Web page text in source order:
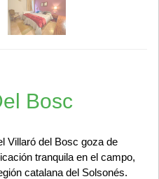
Bosc
Villaró del Bosc goza de
tranquila en el campo,
catalana del Solsonés.